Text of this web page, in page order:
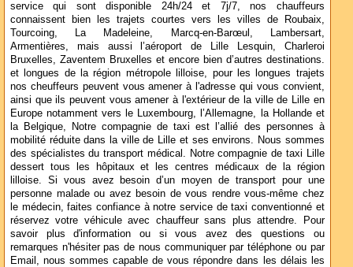
service qui sont disponible 24h/24 et 7j/7, nos chauffeurs
connaissent bien les trajets courtes vers les villes de Roubaix,
Tourcoing, La Madeleine, Marcq-en-Barœul, Lambersart,
Armentières, mais aussi l’aéroport de Lille Lesquin, Charleroi
Bruxelles, Zaventem Bruxelles et encore bien d’autres destinations.
et longues de la région métropole lilloise, pour les longues trajets
nos cheuffeurs peuvent vous amener à l'adresse qui vous convient,
ainsi que ils peuvent vous amener à l'extérieur de la ville de Lille en
Europe notamment vers le Luxembourg, l’Allemagne, la Hollande et
la Belgique, Notre compagnie de taxi est l’allié des personnes à
mobilité réduite dans la ville de Lille et ses environs. Nous sommes
des spécialistes du transport médical. Notre compagnie de taxi Lille
dessert tous les hôpitaux et les centres médicaux de la région
lilloise. Si vous avez besoin d’un moyen de transport pour une
personne malade ou avez besoin de vous rendre vous-même chez
le médecin, faites confiance à notre service de taxi conventionné et
réservez votre véhicule avec chauffeur sans plus attendre. Pour
savoir plus d'information ou si vous avez des questions ou
remarques n'hésiter pas de nous communiquer par téléphone ou par
Email, nous sommes capable de vous répondre dans les délais les